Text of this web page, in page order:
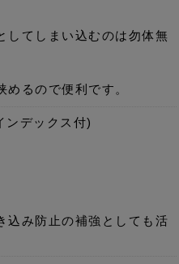
してしまい込むのは勿体無
めるので便利です。
ンデックス付)
込み防止の補強としても活